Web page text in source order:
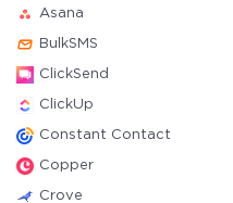
Asana
BulkSMS
ClickSend
ClickUp
Constant Contact
Copper
Crove